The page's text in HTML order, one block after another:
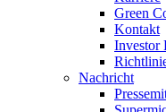
Green
Kontakt
Investor
Nachricht